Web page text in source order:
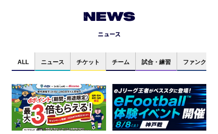
NEWS
ニュース
ALL ニュース チケット チーム 試合・練習 ファンクラブ